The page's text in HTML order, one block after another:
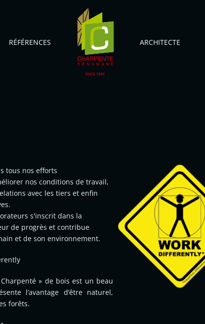
RÉFÉRENCES ARCHITECTE
tous nos efforts
nos conditions de travail,
avec les tiers et enfin
s'inscrit dans la
de progrès et contribue
et de son environnement.
» de bois est un beau
l’avantage d’être naturel,
forêts.